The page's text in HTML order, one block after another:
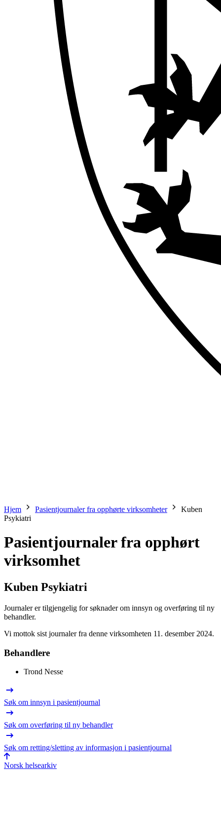
Hjem Pasientjournaler fra opphørte virksomheter
Kuben
Psykiatri
Pasientjournaler fra opphørt
virksomhet
Kuben Psykiatri
Journaler er tilgjengelig for søknader om innsyn og overføring til ny
behandler.
Vi mottok sist journaler fra denne virksomheten 11. desember 2024.
Behandlere
Trond Nesse
Søk om innsyn i pasientjournal
Søk om overføring til ny behandler
Søk om retting/sletting av informasjon i pasientjournal
Norsk helsearkiv